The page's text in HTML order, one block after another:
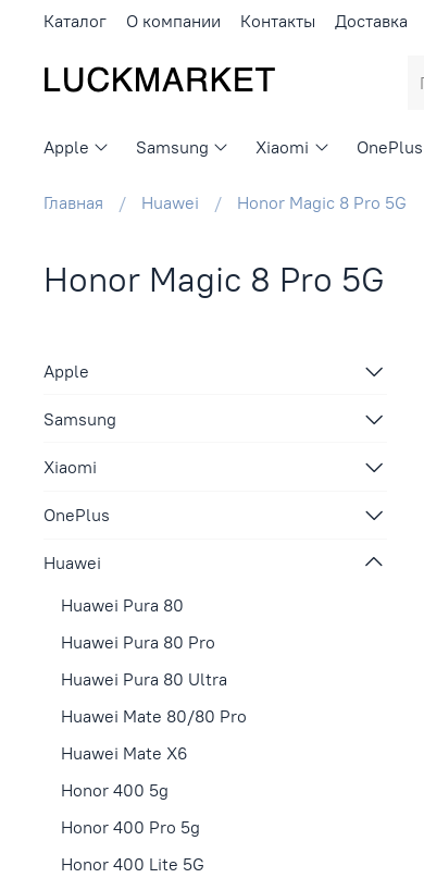
Каталог О компании Контакты Доставка
Apple Samsung Xiaomi OnePlus
Главная Huawei Honor Magic 8 Pro 5G
Honor Magic 8 Pro 5G
Apple
Samsung
Xiaomi
OnePlus
Huawei
Huawei Pura 80
Huawei Pura 80 Pro
Huawei Pura 80 Ultra
Huawei Mate 80/80 Pro
Huawei Mate X6
Honor 400 5g
Honor 400 Pro 5g
Honor 400 Lite 5G